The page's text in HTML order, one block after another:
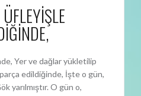
Yer ve dağlar yükletilip
edildiğinde, İşte o gün,
yarılmıştır. O gün o,